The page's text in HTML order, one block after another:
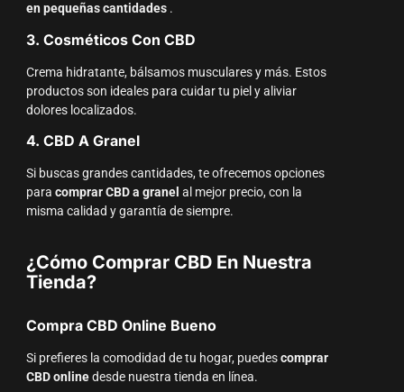
en pequeñas cantidades.
3. Cosméticos Con CBD
Crema hidratante, bálsamos musculares y más. Estos
productos son ideales para cuidar tu piel y aliviar
dolores localizados.
4. CBD A Granel
Si buscas grandes cantidades, te ofrecemos opciones
para comprar CBD a granel al mejor precio, con la
misma calidad y garantía de siempre.
¿Cómo Comprar CBD En Nuestra
Tienda?
Compra CBD Online Bueno
Si prefieres la comodidad de tu hogar, puedescomprar
CBD onlinedesde nuestra tienda en línea.